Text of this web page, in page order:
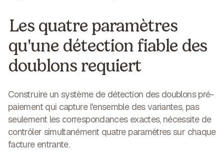
Les quatre paramètres
qu'une détection fiable des
doublons requiert
Construire un système de détection des doublons pré-
paiement qui capture l'ensemble des variantes, pas
seulement les correspondances exactes, nécessite de
contrôler simultanément quatre paramètres sur chaque
facture entrante.